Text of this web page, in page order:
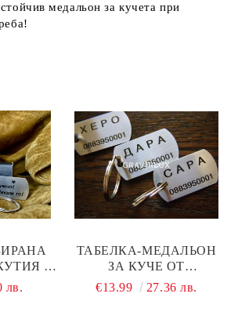
медальон за кучета при
-
лв.
ТАБЕЛКА-МЕДАЛЬОН
ЗА КУЧЕ ОТ
НЕРЪЖДАЕМА
€13.99 27.36 лв.